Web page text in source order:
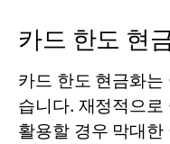
카드 한도 현
카드 한도 현금화는
습니다. 재정적으
활용할 경우 막대